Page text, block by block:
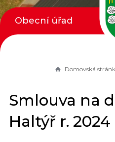
Domovská
Smlouva na
Haltýř r. 2024
Obecní úřad